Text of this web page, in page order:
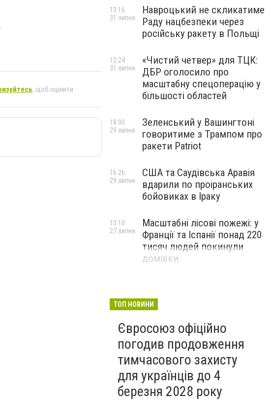
, щоб оцінити
Навроцький не скликатиме
Раду нацбезпеки через
російську ракету в Польщі
13:16
31 липня
«Чистий четвер» для ТЦК:
ДБР оголосило про
масштабну спецоперацію у
більшості областей
12:24
31 липня
Зеленський у Вашингтоні
говоритиме з Трампом про
ракети Patriot
18:00
29 липня
США та Саудівська Аравія
вдарили по проіранських
бойовиках в Іраку
16:26
29 липня
Масштабні лісові пожежі: у
Франції та Іспанії понад 220
тисяч людей покинули
домівки
13:10
27 липня
ТОП НОВИНИ
Євросоюз офіційно
погодив продовження
тимчасового захисту
для українців до 4
березня 2028 року